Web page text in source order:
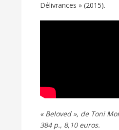
Délivrances » (2015).
« Beloved », de Toni
384 p., 8,10 euros.